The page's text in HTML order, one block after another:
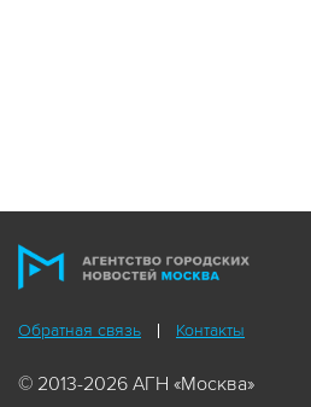
Обратная связь Контакты
© 2013-2026 АГН «Москва»